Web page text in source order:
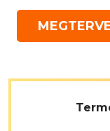
price
was:
price
is: